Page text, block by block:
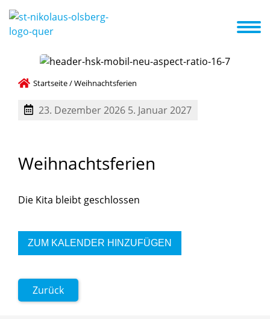
Infos zum Kindergarten Termine
Startseite/Weihnachtsferien
23. Dezember 2026 5. Januar 2027
Weihnachtsferien
Die Kita bleibt geschlossen
ZUM KALENDER HINZUFÜGEN
Zurück